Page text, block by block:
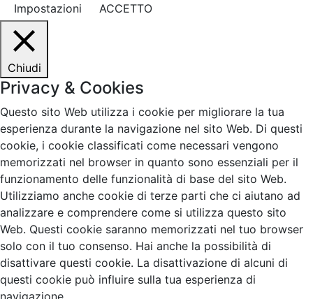
Impostazioni
ACCETTO
Chiudi
Privacy & Cookies
Questo sito Web utilizza i cookie per migliorare la tua
esperienza durante la navigazione nel sito Web. Di questi
cookie, i cookie classificati come necessari vengono
memorizzati nel browser in quanto sono essenziali per il
funzionamento delle funzionalità di base del sito Web.
Utilizziamo anche cookie di terze parti che ci aiutano ad
analizzare e comprendere come si utilizza questo sito
Web. Questi cookie saranno memorizzati nel tuo browser
solo con il tuo consenso. Hai anche la possibilità di
disattivare questi cookie. La disattivazione di alcuni di
questi cookie può influire sulla tua esperienza di
navigazione.